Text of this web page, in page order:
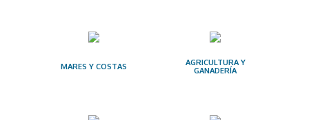
MARES Y COSTAS
AGRICULTURA Y
GANADERÍA